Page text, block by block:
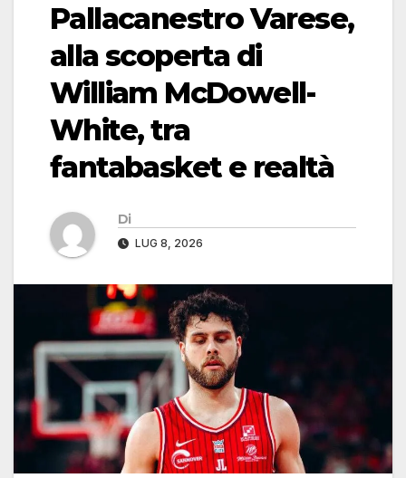
Pallacanestro Varese,
alla scoperta di
William McDowell-
White, tra
fantabasket e realtà
Di
LUG 8, 2026